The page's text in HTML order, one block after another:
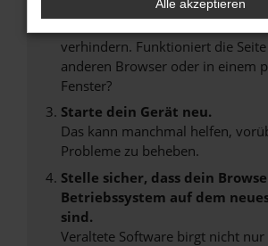
Manche Erweiterungen, wie
verhindern. Funktioniert die
anderen Browser oder in einem
Fenster?
Starte dein Gerät neu.
Das kann manchmal helfen,
Probleme zu beheben.
Stelle sicher, dass dein
Betriebssystem auf dem
sind.
Veraltete Software birgt nicht nur
Alle akzeptieren